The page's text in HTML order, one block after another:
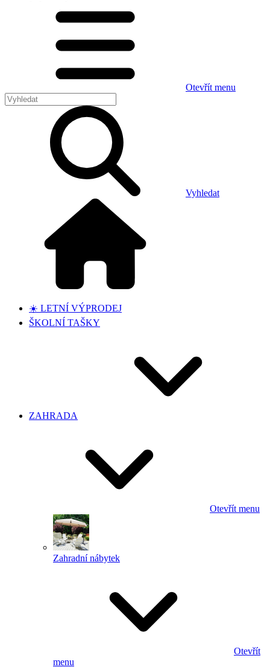
Otevřít menu
Vyhledat
☀️ LETNÍ VÝPRODEJ
ŠKOLNÍ TAŠKY
ZAHRADA
Otevřít menu
Zahradní nábytek
Otevřít
menu